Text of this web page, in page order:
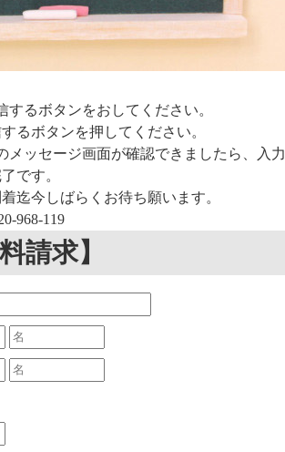
るボタンをおしてください。
るボタンを押してください。
メッセージ画面が確認できましたら、入力
です。
迄今しばらくお待ち願います。
968-119
請求】